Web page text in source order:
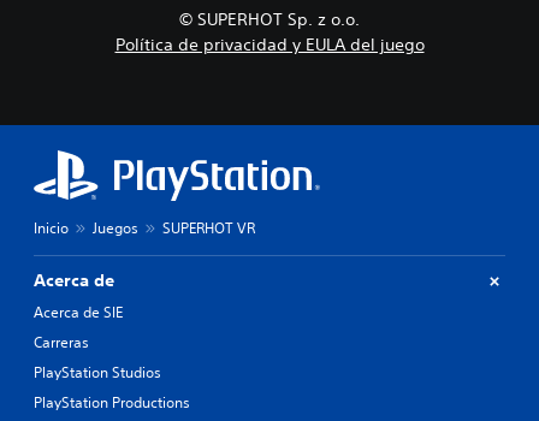
© SUPERHOT Sp. z o.o.
Política de privacidad y EULA del juego
Inicio Juegos SUPERHOT VR
Acerca de
Acerca de SIE
Carreras
PlayStation Studios
PlayStation Productions